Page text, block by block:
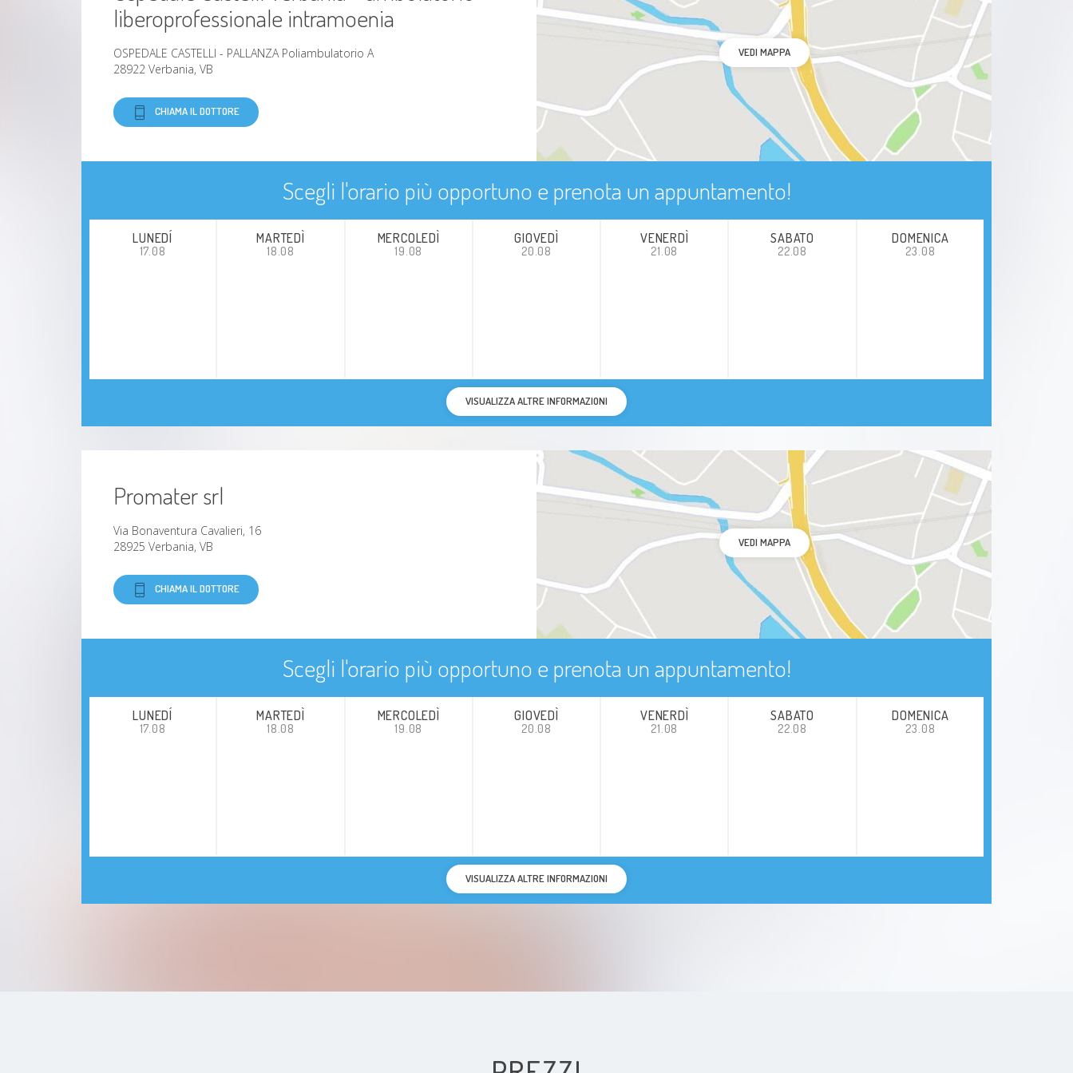
liberoprofessionale intramoenia
OSPEDALE CASTELLI - PALLANZA Poliambulatorio A
28922 Verbania, VB
CHIAMA IL DOTTORE
VEDI MAPPA
Scegli l'orario più opportuno e prenota un appuntamento!
LUNEDÍ
17.08
MARTEDÌ
18.08
MERCOLEDÌ
19.08
GIOVEDÌ
20.08
VENERDÌ
21.08
SABATO
22.08
DOMENICA
23.08
VISUALIZZA ALTRE INFORMAZIONI
Promater srl
Via Bonaventura Cavalieri, 16
28925 Verbania, VB
CHIAMA IL DOTTORE
VEDI MAPPA
Scegli l'orario più opportuno e prenota un appuntamento!
LUNEDÍ
17.08
MARTEDÌ
18.08
MERCOLEDÌ
19.08
GIOVEDÌ
20.08
VENERDÌ
21.08
SABATO
22.08
DOMENICA
23.08
VISUALIZZA ALTRE INFORMAZIONI